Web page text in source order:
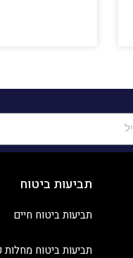
תביעות ביטוח
תביעות ביטוח חיים
תביעות ביטוח